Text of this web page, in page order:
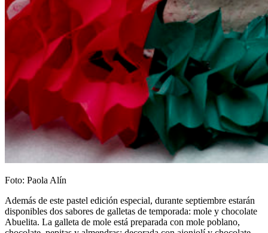
Foto: Paola Alín
Además de este pastel edición especial, durante septiembre estarán
disponibles dos sabores de galletas de temporada: mole y chocolate
Abuelita. La galleta de mole está preparada con mole poblano,